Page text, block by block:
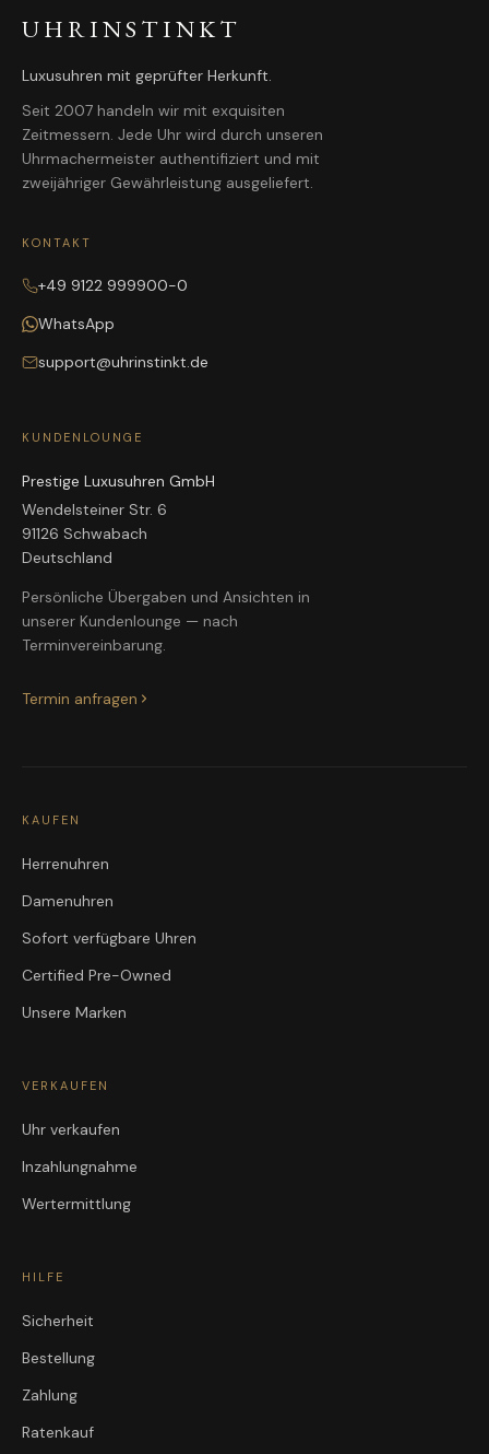
UHRINSTINKT
Luxusuhren mit geprüfter Herkunft.
Seit 2007 handeln wir mit exquisiten
Zeitmessern. Jede Uhr wird durch unseren
Uhrmachermeister authentifiziert und mit
zweijähriger Gewährleistung ausgeliefert.
KONTAKT
+49 9122 999900-0
WhatsApp
support@uhrinstinkt.de
KUNDENLOUNGE
Prestige Luxusuhren GmbH
Wendelsteiner Str. 6
91126 Schwabach
Deutschland
Persönliche Übergaben und Ansichten in
unserer Kundenlounge — nach
Terminvereinbarung.
Termin anfragen
KAUFEN
Herrenuhren
Damenuhren
Sofort verfügbare Uhren
Certified Pre-Owned
Unsere Marken
VERKAUFEN
Uhr verkaufen
Inzahlungnahme
Wertermittlung
HILFE
Sicherheit
Bestellung
Zahlung
Ratenkauf